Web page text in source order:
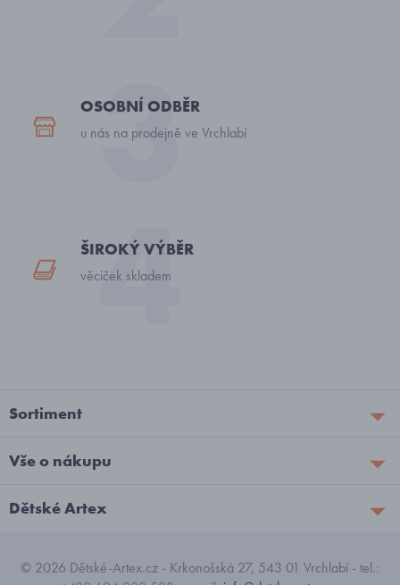
OSOBNÍ ODBĚR
u nás na prodejně ve Vrchlabí
ŠIROKÝ VÝBĚR
věciček skladem
Sortiment
Vše o nákupu
Dětské Artex
© 2026 Dětské-Artex.cz - Krkonošská 27, 543 01 Vrchlabí - tel.: